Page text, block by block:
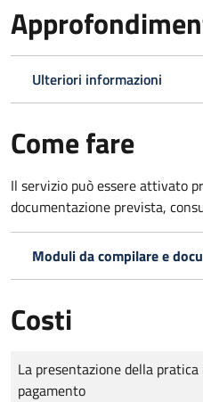
Ulteriori informazioni
Come fare
Il servizio può essere attivato
documentazione prevista,
Moduli da compilare e
Costi
Tipo di pagamento
Importo
La presentazione della
pagamento